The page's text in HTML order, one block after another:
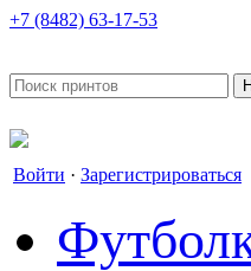
+7 (8482) 63-17-53
Войти · Зарегистрироваться